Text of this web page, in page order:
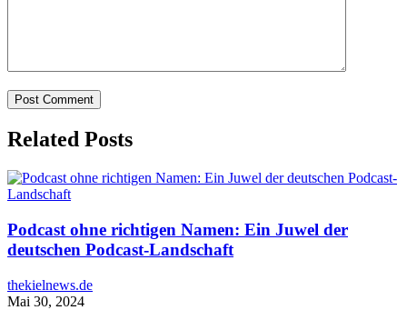
Related Posts
Podcast ohne richtigen Namen: Ein Juwel der
deutschen Podcast-Landschaft
thekielnews.de
Mai 30, 2024